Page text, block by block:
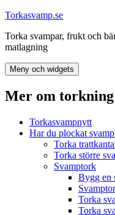
Hoppa
innehåll
Torkasvamp.se
Torka svampar, frukt och
matlagning
Meny och widgets
Mer om torkning
Torkasvampnytt
Har du plockat
Torka
Torka större
Svamptork
Bygg en
Torka
Torka